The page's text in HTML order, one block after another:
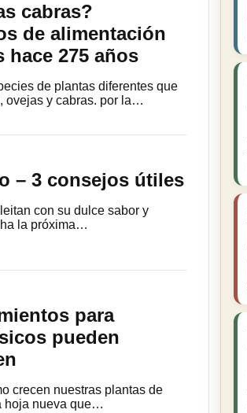
cabras?
de alimentación
hace 275 años
de plantas diferentes que
ovejas y cabras. por la…
– 3 consejos útiles
con su dulce sabor y
la próxima…
para
pueden
crecen nuestras plantas de
hoja nueva que…